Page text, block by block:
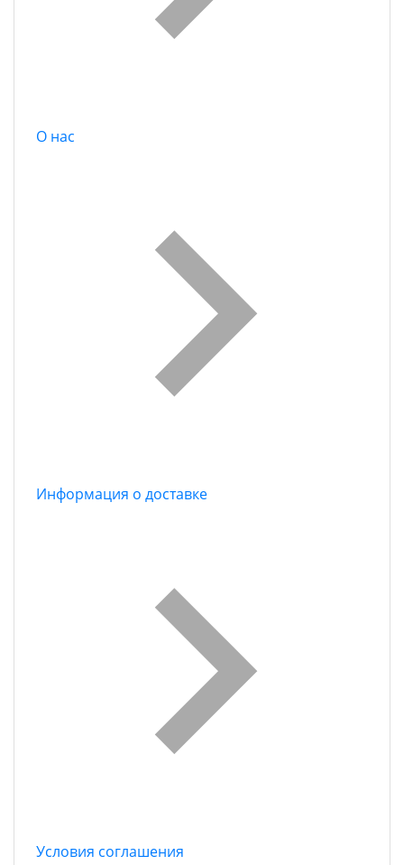
О нас
Информация о доставке
Условия соглашения